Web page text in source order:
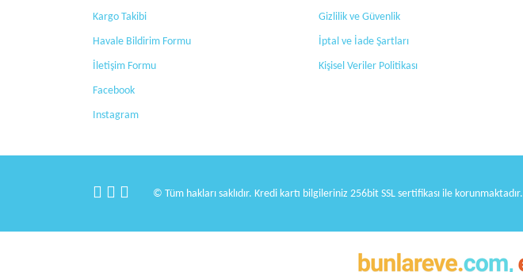
Kargo Takibi
Havale Bildirim Formu
İletişim Formu
Facebook
Instagram
Gizlilik ve Güvenlik
İptal ve İade Şartları
Kişisel Veriler Politikası
© Tüm hakları saklıdır. Kredi kartı bilgileriniz 256bit SSL sertifikası ile korunmaktadır.